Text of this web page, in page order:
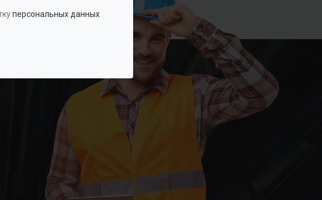
персональных данных